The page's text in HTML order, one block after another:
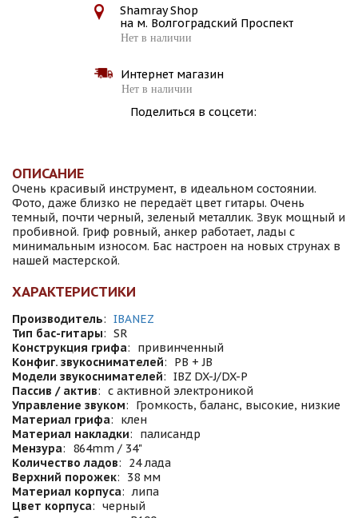
Shamray Shop
на м. Волгоградский Проспект
Нет в наличии
Интернет магазин
Нет в наличии
Поделиться в соцсети:
ОПИСАНИЕ
Очень красивый инструмент, в идеальном состоянии.
Фото, даже близко не передаёт цвет гитары. Очень
темный, почти черный, зеленый металлик. Звук мощный и
пробивной. Гриф ровный, анкер работает, лады с
минимальным износом. Бас настроен на новых струнах в
нашей мастерской.
ХАРАКТЕРИСТИКИ
Производитель: IBANEZ
Тип бас-гитары: SR
Конструкция грифа:
привинченный
Конфиг. звукоснимателей:
PB + JB
Модели звукоснимателей: IBZ DX-J/DX-P
Пассив / актив: с активной электроникой
Управление звуком:
Громкость, баланс, высокие, низкие
Материал грифа:
клен
Материал накладки:
палисандр
Мензура:
864mm / 34"
Количество ладов:
24 лада
Верхний порожек:
38 мм
Материал корпуса: липа
Цвет корпуса: черный